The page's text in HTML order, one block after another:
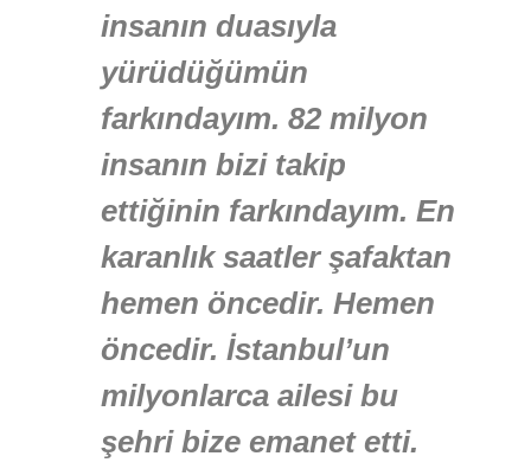
insanın duasıyla
yürüdüğümün
farkındayım. 82 milyon
insanın bizi takip
ettiğinin farkındayım. En
karanlık saatler şafaktan
hemen öncedir. Hemen
öncedir. İstanbul’un
milyonlarca ailesi bu
şehri bize emanet etti.